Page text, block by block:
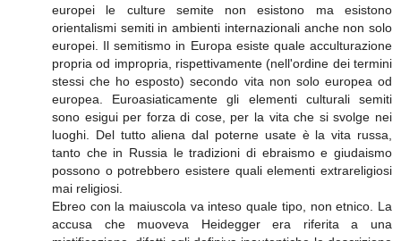
europei le culture semite non esistono ma esistono
orientalismi semiti in ambienti internazionali anche non solo
europei. Il semitismo in Europa esiste quale acculturazione
propria od impropria, rispettivamente (nell'ordine dei termini
stessi che ho esposto) secondo vita non solo europea od
europea. Euroasiaticamente gli elementi culturali semiti
sono esigui per forza di cose, per la vita che si svolge nei
luoghi. Del tutto aliena dal poterne usate è la vita russa,
tanto che in Russia le tradizioni di ebraismo e giudaismo
possono o potrebbero esistere quali elementi extrareligiosi
mai religiosi.
Ebreo con la maiuscola va inteso quale tipo, non etnico. La
accusa che muoveva Heidegger era riferita a una